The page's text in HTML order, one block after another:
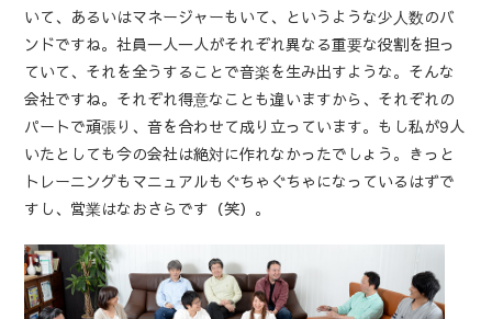
いて、あるいはマネージャーもいて、というような少人数のバ
ンドですね。社員一人一人がそれぞれ異なる重要な役割を担っ
ていて、それを全うすることで音楽を生み出すような。そんな
会社ですね。それぞれ得意なことも違いますから、それぞれの
パートで頑張り、音を合わせて成り立っています。もし私が9人
いたとしても今の会社は絶対に作れなかったでしょう。きっと
トレーニングもマニュアルもぐちゃぐちゃになっているはずで
すし、営業はなおさらです（笑）。